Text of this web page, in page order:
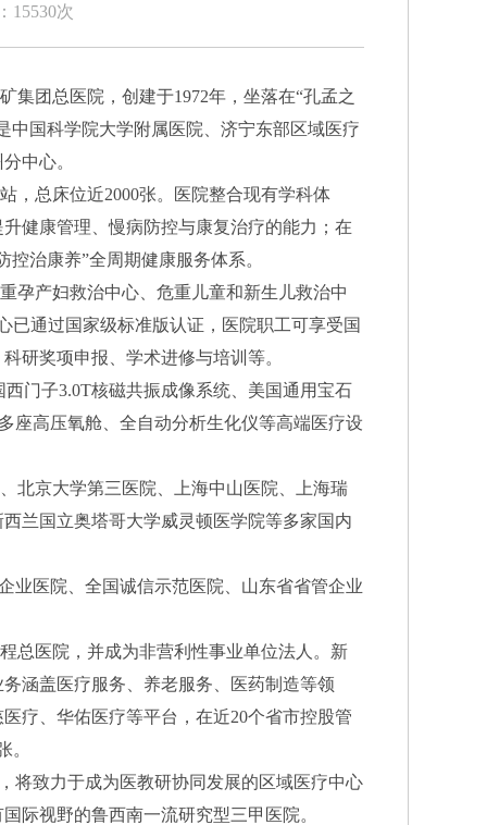
螺旋CT
15530次
团总医院，创建于1972年，坐落在“孔孟之
中国科学院大学附属医院、济宁东部区域医疗
中心。
总床位近2000张。医院整合现有学科体
健康管理、慢病防控与康复治疗的能力；在
治康养”全周期健康服务体系。
产妇救治中心、危重儿童和新生儿救治中
已通过国家级标准版认证，医院职工可享受国
研奖项申报、学术进修与培训等。
门子3.0T核磁共振成像系统、美国通用宝石
座高压氧舱、全自动分析生化仪等高端医疗设
京大学第三医院、上海中山医院、上海瑞
兰国立奥塔哥大学威灵顿医学院等多家国内
医院、全国诚信示范医院、山东省省管企业
医院，并成为非营利性事业单位法人。新
涵盖医疗服务、养老服务、医药制造等领
疗、华佑医疗等平台，在近20个省市控股管
。
致力于成为医教研协同发展的区域医疗中心
际视野的鲁西南一流研究型三甲医院。